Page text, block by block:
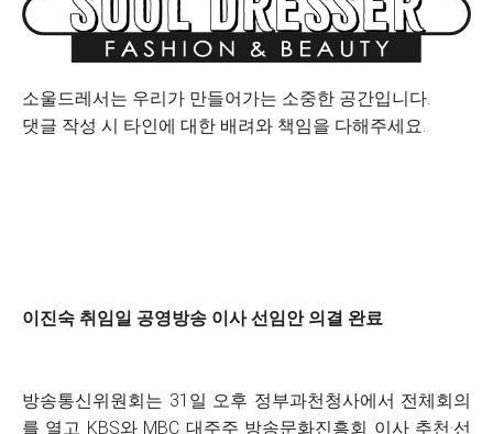
소울드레서는 우리가 만들어가는 소중한 공간입니다.
댓글 작성 시 타인에 대한 배려와 책임을 다해주세요.
이진숙 취임일 공영방송 이사 선임안 의결 완료
방송통신위원회는 31일 오후 정부과천청사에서 전체회의
를 열고 KBS와 MBC 대주주 방송문화진흥회 이사 추천·선